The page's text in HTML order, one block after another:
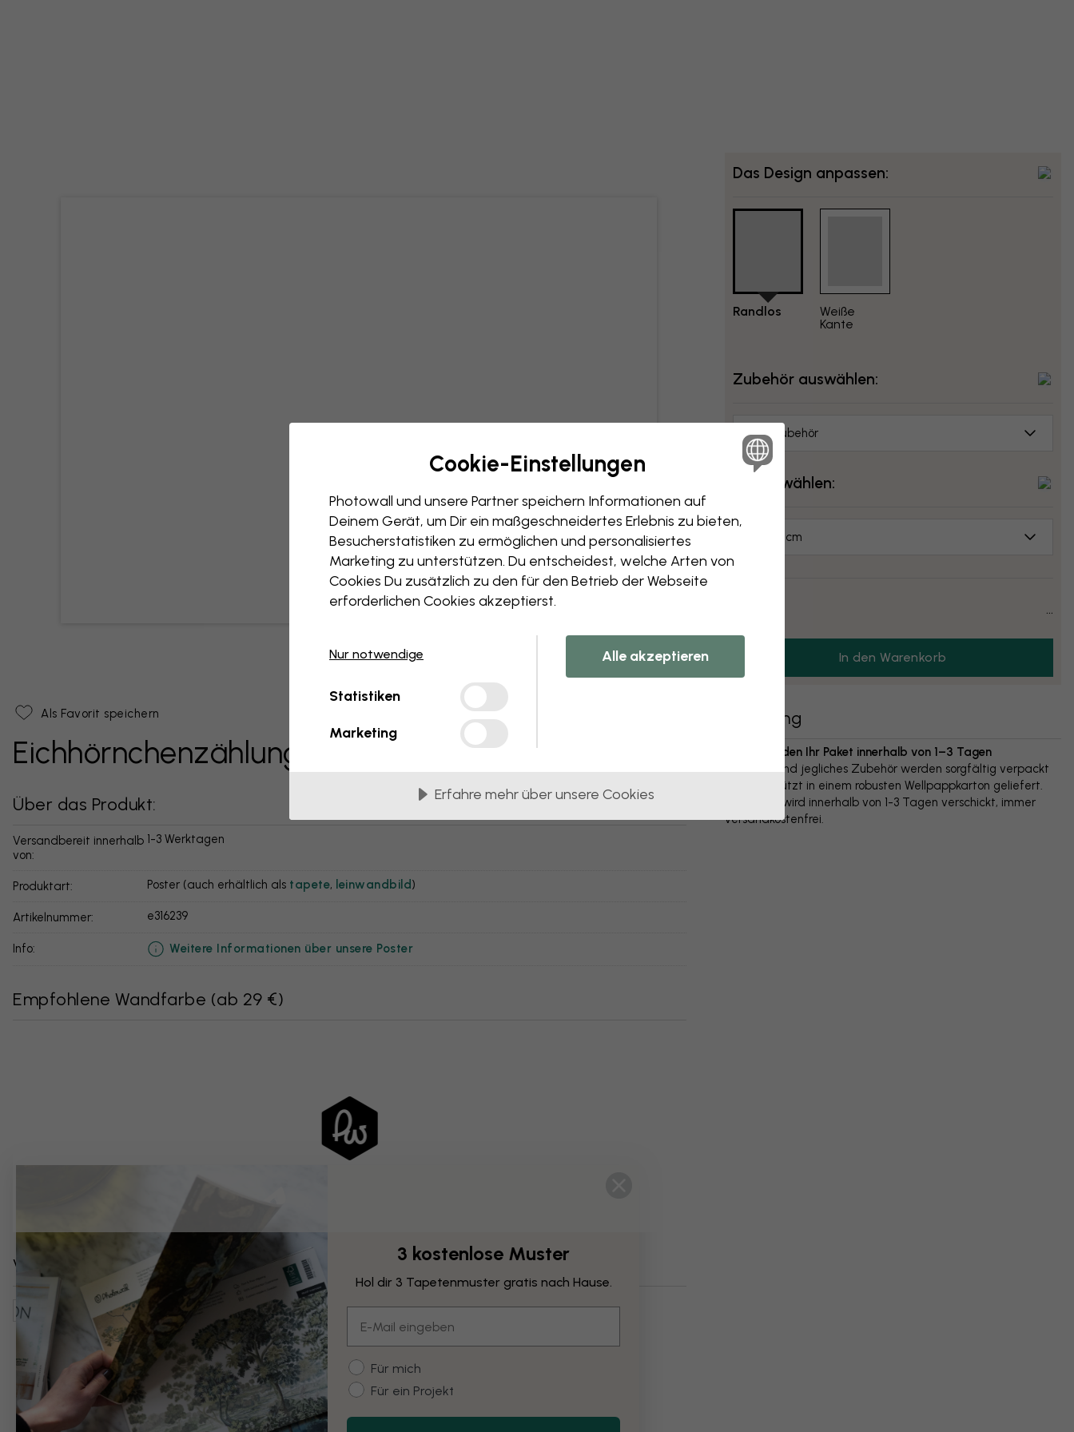
Das Design anpassen:
Randlos
Weiße
Kante
Zubehör auswählen:
Kein Zubehör
Größe wählen:
70x50 cm
...
In den Warenkorb
Als Favorit speichern
Eichhörnchenzählung
Über das Produkt:
Versandbereit innerhalb
von:
1-3 Werktagen
Produktart: Poster (auch erhältlich als tapete, leinwandbild)
Artikelnummer: e316239
info: Weitere Informationen über unsere Poster
Empfohlene Wandfarbe (ab 29 €)
Verwandte Kategorien
Tiere
Lieferung
Wir versenden Ihr Paket innerhalb von 1–3 Tagen
Ihr Poster und jegliches Zubehör werden sorgfältig verpackt
und geschützt in einem robusten Wellpappkarton geliefert.
Das Paket wird innerhalb von 1-3 Tagen verschickt, immer
versandkostenfrei.
Cookie-Einstellungen
Photowall und unsere Partner speichern Informationen auf
Deinem Gerät, um Dir ein maßgeschneidertes Erlebnis zu bieten,
Besucherstatistiken zu ermöglichen und personalisiertes
Marketing zu unterstützen. Du entscheidest, welche Arten von
Cookies Du zusätzlich zu den für den Betrieb der Webseite
erforderlichen Cookies akzeptierst.
Nur notwendige
Statistiken
Marketing
Alle akzeptieren
Erfahre mehr über unsere Cookies
3 kostenlose Muster
Hol dir 3 Tapetenmuster gratis nach Hause.
Customer type
Für mich
Für ein Projekt